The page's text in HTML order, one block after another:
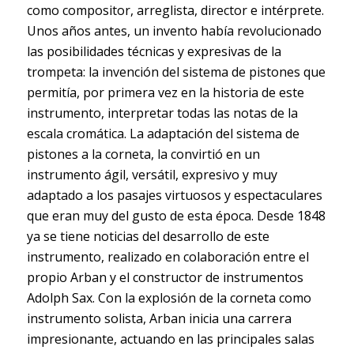
como compositor, arreglista, director e intérprete.
Unos años antes, un invento había revolucionado
las posibilidades técnicas y expresivas de la
trompeta: la invención del sistema de pistones que
permitía, por primera vez en la historia de este
instrumento, interpretar todas las notas de la
escala cromática. La adaptación del sistema de
pistones a la corneta, la convirtió en un
instrumento ágil, versátil, expresivo y muy
adaptado a los pasajes virtuosos y espectaculares
que eran muy del gusto de esta época. Desde 1848
ya se tiene noticias del desarrollo de este
instrumento, realizado en colaboración entre el
propio Arban y el constructor de instrumentos
Adolph Sax. Con la explosión de la corneta como
instrumento solista, Arban inicia una carrera
impresionante, actuando en las principales salas